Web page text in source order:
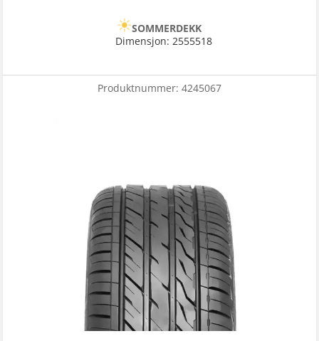
SOMMERDEKK
Dimensjon: 2555518
Produktnummer: 4245067